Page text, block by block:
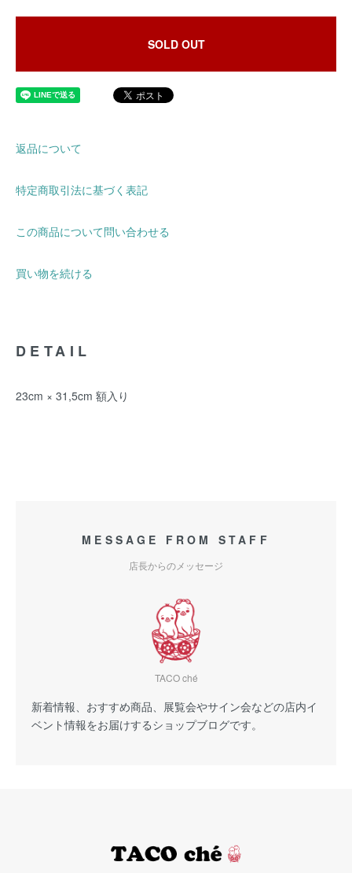
SOLD OUT
返品について
特定商取引法に基づく表記
この商品について問い合わせる
買い物を続ける
DETAIL
23cm × 31,5cm 額入り
MESSAGE FROM STAFF
店長からのメッセージ
TACO ché
新着情報、おすすめ商品、展覧会やサイン会などの店内イ
ベント情報をお届けするショップブログです。